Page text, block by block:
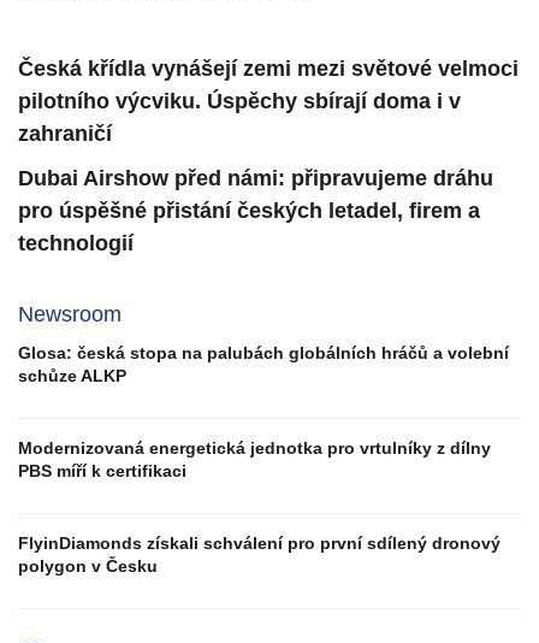
Česká křídla vynášejí zemi mezi světové velmoci
pilotního výcviku. Úspěchy sbírají doma i v
zahraničí
Dubai Airshow před námi: připravujeme dráhu
pro úspěšné přistání českých letadel, firem a
technologií
Newsroom
Glosa: česká stopa na palubách globálních hráčů a volební
schůze ALKP
Modernizovaná energetická jednotka pro vrtulníky z dílny
PBS míří k certifikaci
FlyinDiamonds získali schválení pro první sdílený dronový
polygon v Česku